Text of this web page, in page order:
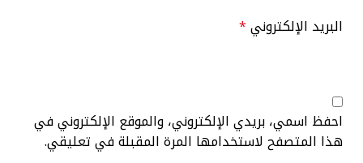
البريد الإلكتروني*
احفظ اسمي، بريدي الإلكتروني، والموقع الإلكتروني في
هذا المتصفح لاستخدامها المرة المقبلة في تعليقي.